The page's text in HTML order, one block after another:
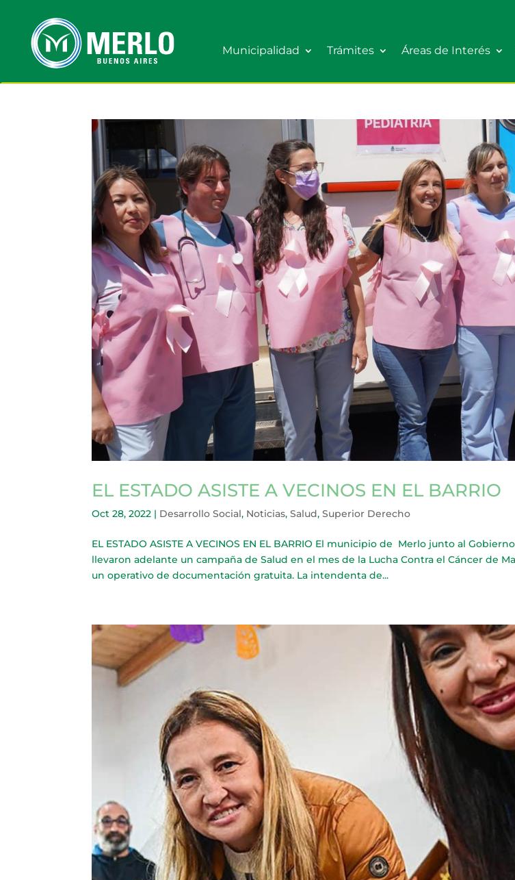
Municipalidad Trámites Áreas de Interés
EL ESTADO ASISTE A VECINOS EN EL BARRIO
Oct 28, 2022 | Desarrollo Social, Noticias,Salud,Superior Derecho
EL ESTADO ASISTE A VECINOS EN EL BARRIO El municipio de Merlo junto al
llevaron adelante un campaña de Salud en el mes de la Lucha Contra el Cáncer de
un operativo de documentación gratuita. La intendenta de...